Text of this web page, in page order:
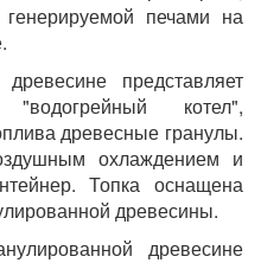
печами на
представляет
котел",
древесные гранулы.
охлаждением и
Топка оснащена
древесины.
древесине